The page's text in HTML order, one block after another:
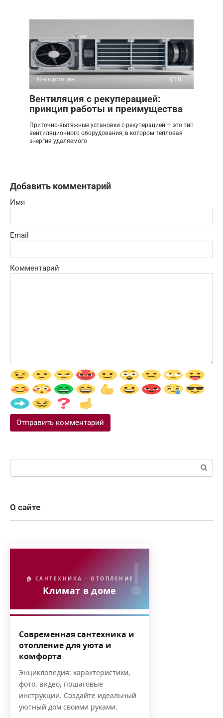
Информация 0
Вентиляция с рекуперацией:
принцип работы и преимущества
Приточно-вытяжные установки с рекуперацией — это тип
вентиляционного оборудования, в котором тепловая
энергия удаляемого
Добавить комментарий
Имя
Email
Комментарий
Поиск:
О сайте
🏠 САНТЕХНИКА · ОТОПЛЕНИЕ
Климат в доме
Современная сантехника и
отопление для уюта и
комфорта
Энциклопедия: характеристики,
фото, видео, пошаговые
инструкции. Создайте идеальный
уютный дом своими руками.